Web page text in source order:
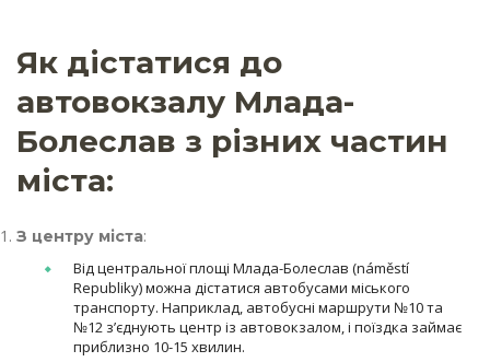
Як дістатися до
автовокзалу Млада-
Болеслав з різних частин
міста:
З центру міста:
Від центральної площі Млада-Болеслав (náměstí
Republiky) можна дістатися автобусами міського
транспорту. Наприклад, автобусні маршрути №10 та
№12 з’єднують центр із автовокзалом, і поїздка займає
приблизно 10-15 хвилин.